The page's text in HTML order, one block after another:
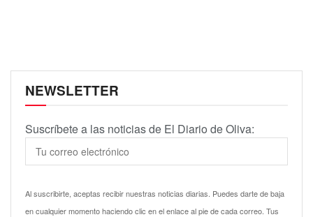
NEWSLETTER
Suscríbete a las noticias de El Diario de Oliva:
Al suscribirte, aceptas recibir nuestras noticias diarias. Puedes darte de baja
en cualquier momento haciendo clic en el enlace al pie de cada correo. Tus